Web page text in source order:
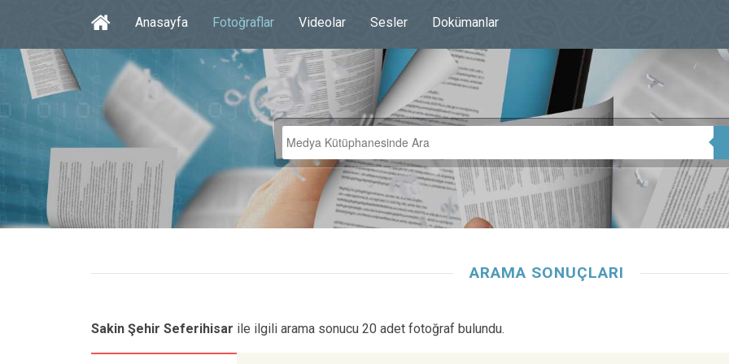
Anasayfa Fotoğraflar Videolar Sesler Dokümanlar
ARAMA SONUÇLARI
Sakin Şehir Seferihisar ile ilgili arama sonucu 20 adet fotoğraf bulundu.